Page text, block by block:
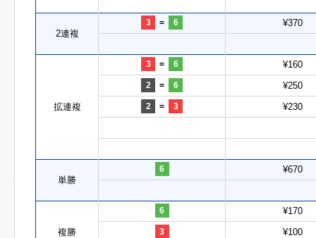
2連複
3 = 6 ¥370
拡連複
3 = 6 ¥160
2 = 6 ¥250
2 = 3 ¥230
単勝
6 ¥670
複勝
6 ¥170
3 ¥100